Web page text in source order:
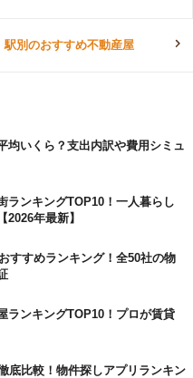
駅別のおすすめ不動産屋
均いくら？支出内訳や費用シミュ
ランキングTOP10！一人暮らし
2026年最新】
すすめランキング！全50社の物
ランキングTOP10！プロが賃貸
底比較！物件探しアプリランキン